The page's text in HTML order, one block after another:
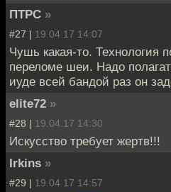
ПТРС »
#27 | 19.04.17 14:07
Чушь какая-то. Технология
переломе шеи. Надо
иуде всей бандой раз он
elite72 »
#28 | 19.04.17 14:30
Искусство требует жертв!!!
Irkins »
#29 | 19.04.17 14:57